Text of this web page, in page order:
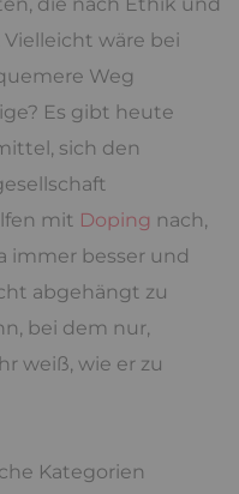
wäre bei
Weg
Es gibt heute
sich den
mit Doping nach,
immer besser und
abgehängt zu
bei dem nur,
weiß, wie er zu
Kategorien